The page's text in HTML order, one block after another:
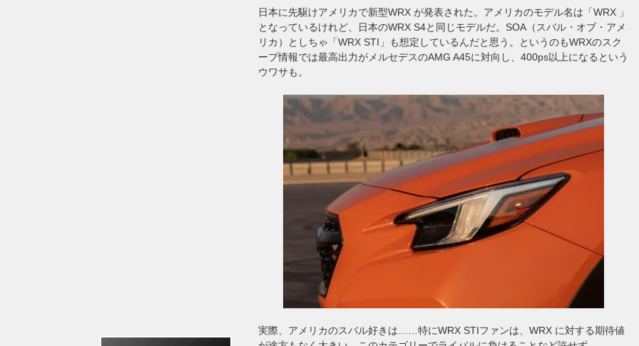
日本に先駆けアメリカで新型WRX が発表された。アメリカのモデル名は「WRX 」
となっているけれど、日本のWRX S4と同じモデルだ。SOA（スバル・オブ・アメ
リカ）としちゃ「WRX STI」も想定しているんだと思う。というのもWRXのスク
ープ情報では最高出力がメルセデスのAMG A45に対向し、400ps以上になるという
ウワサも。
実際、アメリカのスバル好きは……特にWRX STIファンは、WRX に対する期待値